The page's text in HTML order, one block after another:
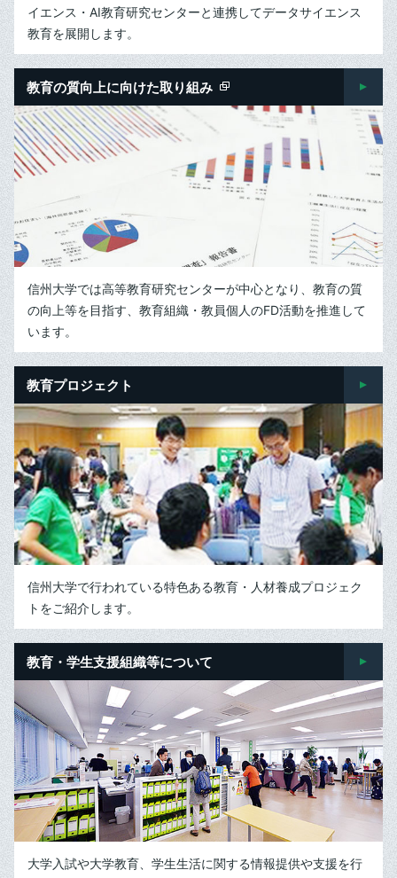
イエンス・AI教育研究センターと連携してデータサイエンス
教育を展開します。
教育の質向上に向けた取り組み
信州大学では高等教育研究センターが中心となり、教育の質
の向上等を目指す、教育組織・教員個人のFD活動を推進して
います。
教育プロジェクト
信州大学で行われている特色ある教育・人材養成プロジェク
トをご紹介します。
教育・学生支援組織等について
大学入試や大学教育、学生生活に関する情報提供や支援を行